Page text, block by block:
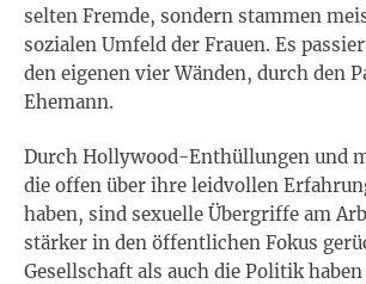
selten Fremde, sondern stammen
sozialen Umfeld der Frauen. Es
den eigenen vier Wänden, durch den
Ehemann.
Durch Hollywood-Enthüllungen und
die offen über ihre leidvollen
haben, sind sexuelle Übergriffe am
stärker in den öffentlichen Fokus
Gesellschaft als auch die Politik